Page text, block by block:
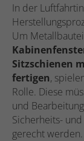
In der
Um
Sitzschienen
fertigen,
Rolle. Diese
und
Sicherheits-
gerecht